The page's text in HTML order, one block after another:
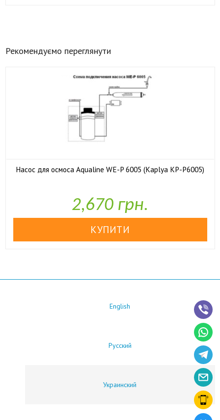
Рекомендуємо переглянути
Насос для осмоса Aqualine WE-P 6005 (Kaplya KP-P6005)
2,670 грн.
English
Русский
Украинский